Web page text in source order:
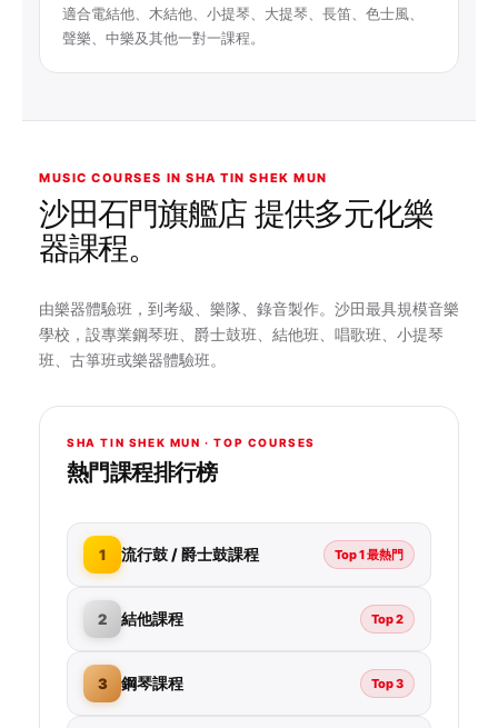
適合電結他、木結他、小提琴、大提琴、長笛、色士風、
聲樂、中樂及其他一對一課程。
MUSIC COURSES IN SHA TIN SHEK MUN
沙田石門旗艦店 提供多元化樂
器課程。
由樂器體驗班，到考級、樂隊、錄音製作。沙田最具規模音樂
學校，設專業鋼琴班、爵士鼓班、結他班、唱歌班、小提琴
班、古箏班或樂器體驗班。
SHA TIN SHEK MUN · TOP COURSES
熱門課程排行榜
1 流行鼓 / 爵士鼓課程 Top 1 最熱門
2 結他課程 Top 2
3 鋼琴課程 Top 3